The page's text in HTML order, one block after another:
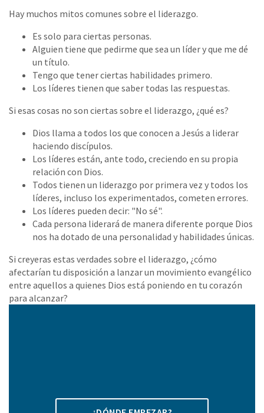
Hay muchos mitos comunes sobre el liderazgo.
Es solo para ciertas personas.
Alguien tiene que pedirme que sea un líder y que me dé
un título.
Tengo que tener ciertas habilidades primero.
Los líderes tienen que saber todas las respuestas.
Si esas cosas no son ciertas sobre el liderazgo, ¿qué es?
Dios llama a todos los que conocen a Jesús a liderar
haciendo discípulos.
Los líderes están, ante todo, creciendo en su propia
relación con Dios.
Todos tienen un liderazgo por primera vez y todos los
líderes, incluso los experimentados, cometen errores.
Los líderes pueden decir: "No sé".
Cada persona liderará de manera diferente porque Dios
nos ha dotado de una personalidad y habilidades únicas.
Si creyeras estas verdades sobre el liderazgo, ¿cómo
afectarían tu disposición a lanzar un movimiento evangélico
entre aquellos a quienes Dios está poniendo en tu corazón
para alcanzar?